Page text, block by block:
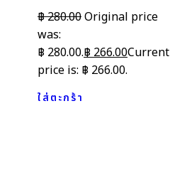
฿280.00Original price
was:
฿ 280.00.฿ 266.00Current
price is: ฿ 266.00.
ใส่ตะกร้า